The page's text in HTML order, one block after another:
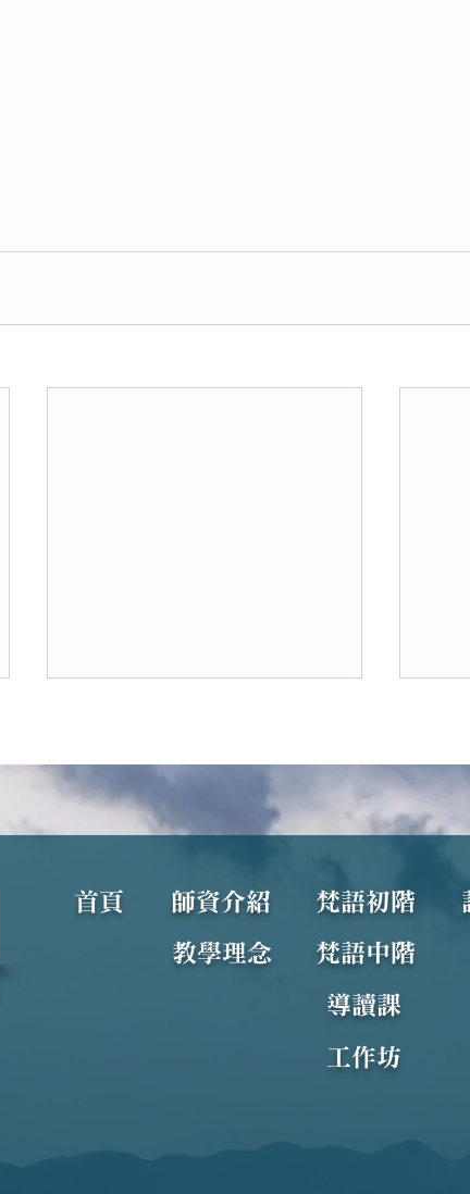
學生心得——如沐春風學梵文
回
用
​首頁 ​師資介紹
教學理念
梵語初階
梵語中階
導讀課
工作坊